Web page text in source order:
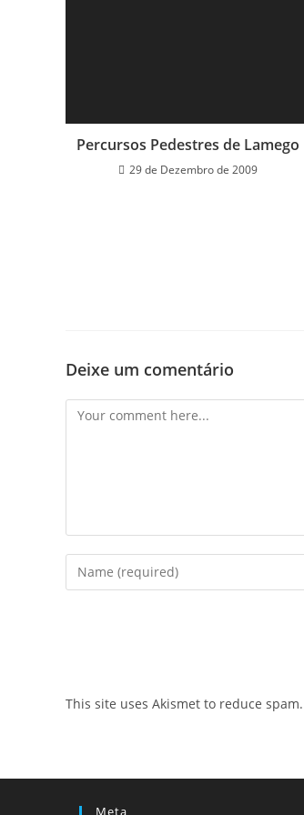
Percursos Pedestres de Lamego
29 de Dezembro de 2009
Deixe um comentário
Comment
Enter
your
comment
This site uses Akismet to reduce spam.
Meta